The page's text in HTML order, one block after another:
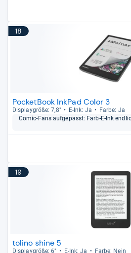
18
PocketBook InkPad Color 3
Dis­play­größe: 7,8" E-​Ink: Ja
Farbe: Ja
Comic-​Fans auf­ge­passt: Farb-​E-​Ink
19
tolino shine 5
Dis­play­größe: 6" E-​Ink: Ja Farbe: Nein